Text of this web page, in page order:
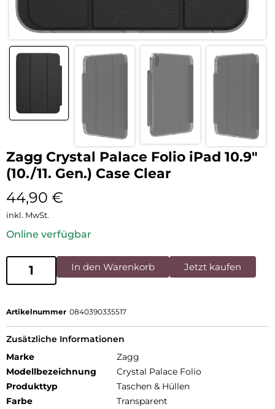
Zagg Crystal Palace Folio iPad 10.9″
(10./11. Gen.) Case Clear
44,90 €
inkl. MwSt.
Online verfügbar
In den Warenkorb Jetzt kaufen
Artikelnummer 0840390335517
Zusätzliche Informationen
Marke
Zagg
Modellbezeichnung
Crystal Palace Folio
Produkttyp
Taschen & Hüllen
Farbe
Transparent